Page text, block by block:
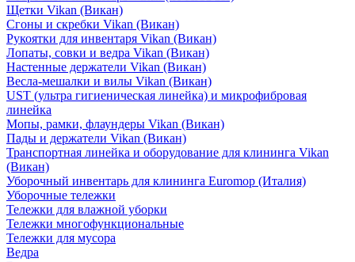
Щетки Vikan (Викан)
Сгоны и скребки Vikan (Викан)
Рукоятки для инвентаря Vikan (Викан)
Лопаты, совки и ведра Vikan (Викан)
Настенные держатели Vikan (Викан)
Весла-мешалки и вилы Vikan (Викан)
UST (ультра гигиеническая линейка) и микрофибровая
линейка
Мопы, рамки, флаундеры Vikan (Викан)
Пады и держатели Vikan (Викан)
Транспортная линейка и оборудование для клининга Vikan
(Викан)
Уборочный инвентарь для клининга Euromop (Италия)
Уборочные тележки
Тележки для влажной уборки
Тележки многофункциональные
Тележки для мусора
Ведра